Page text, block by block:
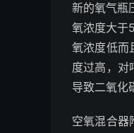
新的氧气瓶
氧浓度大于
氧浓度低而
度过高，对
导致二氧化
空氧混合器